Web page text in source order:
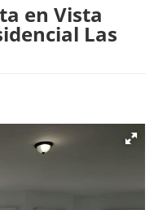
en Vista
Las